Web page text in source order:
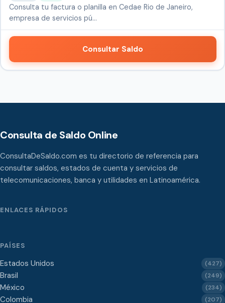
Consulta tu factura o planilla en Cedae Rio de Janeiro,
empresa de servicios pú…
Consultar Saldo
Consulta de Saldo Online
ConsultaDeSaldo.com es tu directorio de referencia para
consultar saldos, estados de cuenta y servicios de
telecomunicaciones, banca y utilidades en Latinoamérica.
ENLACES RÁPIDOS
PAÍSES
Estados Unidos (427)
Brasil (249)
México (234)
Colombia (207)